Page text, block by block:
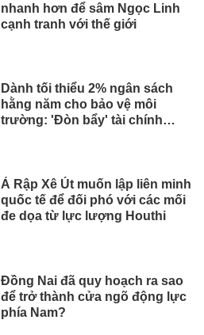
nhanh hơn để sâm Ngọc Linh
cạnh tranh với thế giới
Dành tối thiểu 2% ngân sách
hằng năm cho bảo vệ môi
trường: 'Đòn bẩy' tài chính
Ả Rập Xê Út muốn lập liên minh
quốc tế để đối phó với các mối
đe dọa từ lực lượng Houthi
Đồng Nai đã quy hoạch ra sao
để trở thành cửa ngõ động lực
phía Nam?